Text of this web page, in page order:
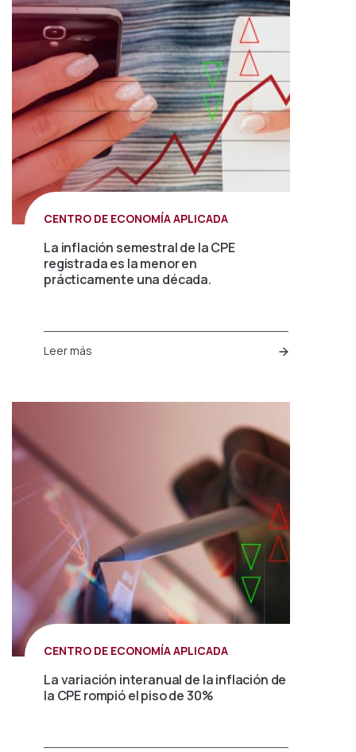
CENTRO DE ECONOMÍA APLICADA
La inflación semestral de la CPE
registrada es la menor en
prácticamente una década.
Leer más
CENTRO DE ECONOMÍA APLICADA
La variación interanual de la inflación de
la CPE rompió el piso de 30%